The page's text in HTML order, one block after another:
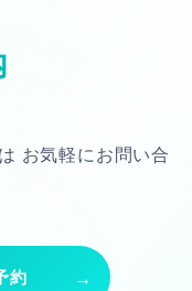
お気軽にお問い合
約